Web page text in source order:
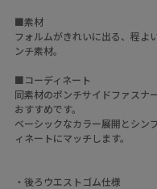
■素材
フォルムがきれいに出る、程よ
ンチ素材。
■コーディネート
同素材のポンチサイドファスナ
おすすめです。
ベーシックなカラー展開とシン
ィネートにマッチします。
・後ろウエストゴム仕様